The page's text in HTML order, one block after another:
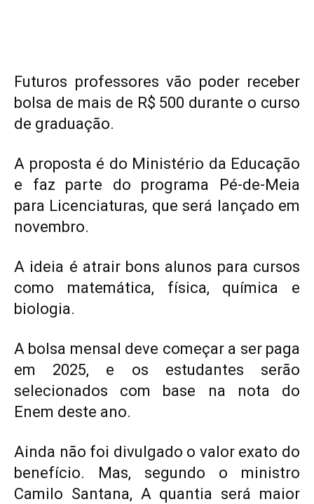
Futuros professores vão poder receber
bolsa de mais de R$ 500 durante o curso
de graduação.
A proposta é do Ministério da Educação
e faz parte do programa Pé-de-Meia
para Licenciaturas, que será lançado em
novembro.
A ideia é atrair bons alunos para cursos
como matemática, física, química e
biologia.
A bolsa mensal deve começar a ser paga
em 2025, e os estudantes serão
selecionados com base na nota do
Enem deste ano.
Ainda não foi divulgado o valor exato do
benefício. Mas, segundo o ministro
Camilo Santana, A quantia será maior